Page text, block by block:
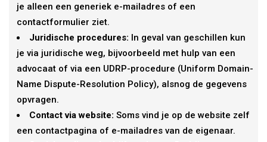
je alleen een generiek e-mailadres of een
contactformulier ziet.
Juridische procedures: In geval van geschillen kun
je via juridische weg, bijvoorbeeld met hulp van een
advocaat of via een UDRP-procedure (Uniform Domain-
Name Dispute-Resolution Policy), alsnog de gegevens
opvragen.
Contact via website: Soms vind je op de website zelf
een contactpagina of e-mailadres van de eigenaar.